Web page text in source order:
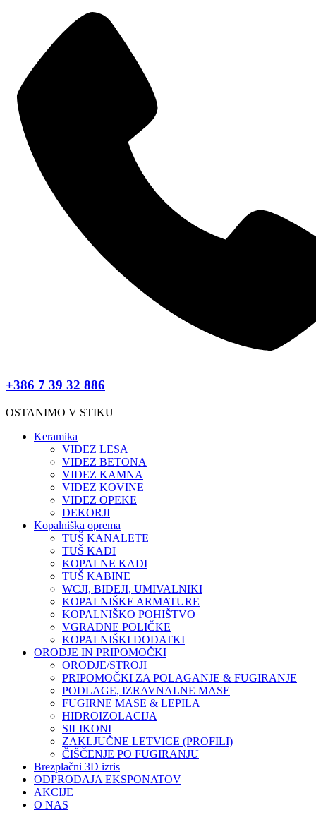
+386 7 39 32 886
OSTANIMO V STIKU
Keramika
VIDEZ LESA
VIDEZ BETONA
VIDEZ KAMNA
VIDEZ KOVINE
VIDEZ OPEKE
DEKORJI
Kopalniška oprema
TUŠ KANALETE
TUŠ KADI
KOPALNE KADI
TUŠ KABINE
WCJI, BIDEJI, UMIVALNIKI
KOPALNIŠKE ARMATURE
KOPALNIŠKO POHIŠTVO
VGRADNE POLIČKE
KOPALNIŠKI DODATKI
ORODJE IN PRIPOMOČKI
ORODJE/STROJI
PRIPOMOČKI ZA POLAGANJE & FUGIRANJE
PODLAGE, IZRAVNALNE MASE
FUGIRNE MASE & LEPILA
HIDROIZOLACIJA
SILIKONI
ZAKLJUČNE LETVICE (PROFILI)
ČIŠČENJE PO FUGIRANJU
Brezplačni 3D izris
ODPRODAJA EKSPONATOV
AKCIJE
O NAS